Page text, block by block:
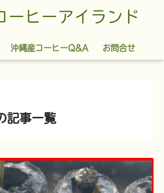
ヒーアイランド
沖縄産コーヒーQ&A お問合せ
記事一覧